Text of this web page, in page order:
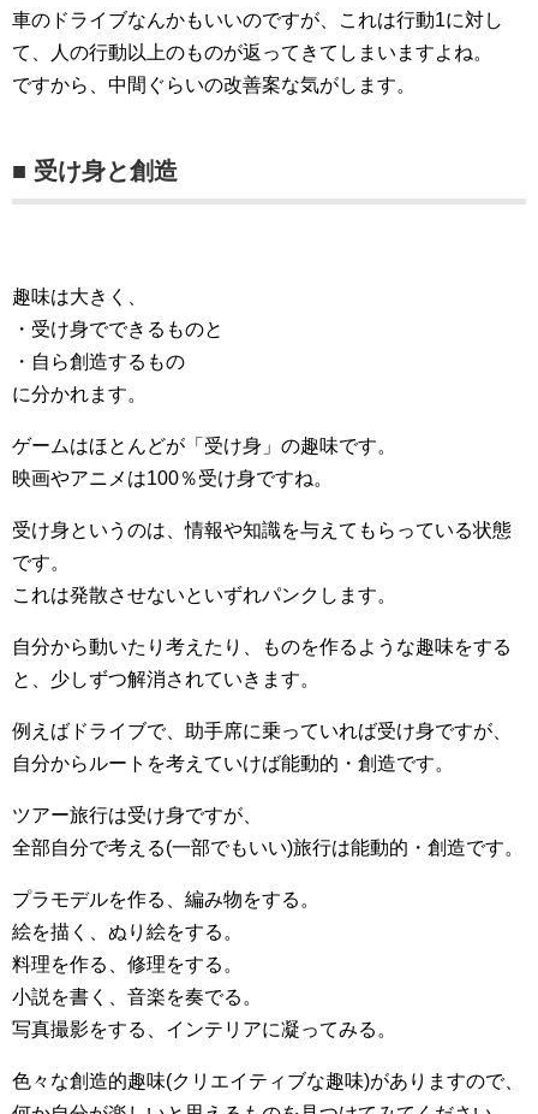
車のドライブなんかもいいのですが、これは行動1に対し
て、人の行動以上のものが返ってきてしまいますよね。
ですから、中間ぐらいの改善案な気がします。
■ 受け身と創造
趣味は大きく、
・受け身でできるものと
・自ら創造するもの
に分かれます。
ゲームはほとんどが「受け身」の趣味です。
映画やアニメは100％受け身ですね。
受け身というのは、情報や知識を与えてもらっている状態
です。
これは発散させないといずれパンクします。
自分から動いたり考えたり、ものを作るような趣味をする
と、少しずつ解消されていきます。
例えばドライブで、助手席に乗っていれば受け身ですが、
自分からルートを考えていけば能動的・創造です。
ツアー旅行は受け身ですが、
全部自分で考える(一部でもいい)旅行は能動的・創造です。
プラモデルを作る、編み物をする。
絵を描く、ぬり絵をする。
料理を作る、修理をする。
小説を書く、音楽を奏でる。
写真撮影をする、インテリアに凝ってみる。
色々な創造的趣味(クリエイティブな趣味)がありますので、